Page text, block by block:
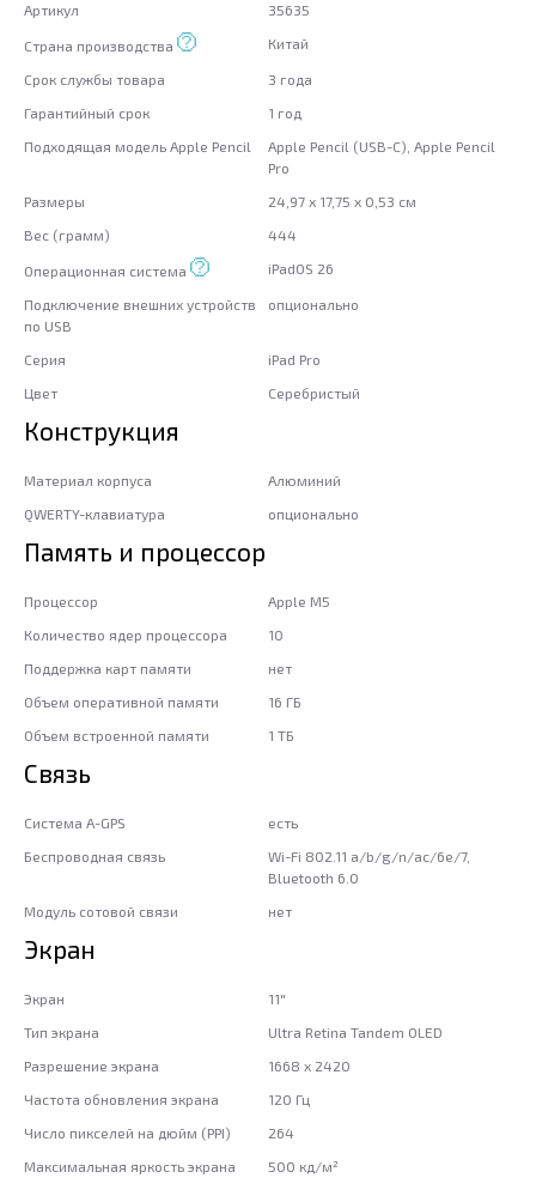
Артикул 35635
Страна производства Китай
Срок службы товара
3 года
Гарантийный срок
1 год
Подходящая модель Apple Pencil
Apple Pencil (USB-C), Apple Pencil
Pro
Размеры
24,97 x 17,75 x 0,53 см
Вес (грамм)
444
Операционная система iPadOS 26
Подключение внешних устройств
по USB
опционально
Серия
iPad Pro
Цвет
Серебристый
Конструкция
Материал корпуса
Алюминий
QWERTY-клавиатура
опционально
Память и процессор
Процессор
Apple M5
Количество ядер процессора
10
Поддержка карт памяти
нет
Объем оперативной памяти
16 ГБ
Объем встроенной памяти
1 ТБ
Связь
Система A-GPS
есть
Беспроводная связь
Wi-Fi 802.11 a/b/g/n/ac/6e/7,
Bluetooth 6.0
Модуль сотовой связи
нет
Экран
Экран
11"
Тип экрана
Ultra Retina Tandem OLED
Разрешение экрана
1668 x 2420
Частота обновления экрана
120 Гц
Число пикселей на дюйм (PPI)
264
Максимальная яркость экрана
500 кд/м²